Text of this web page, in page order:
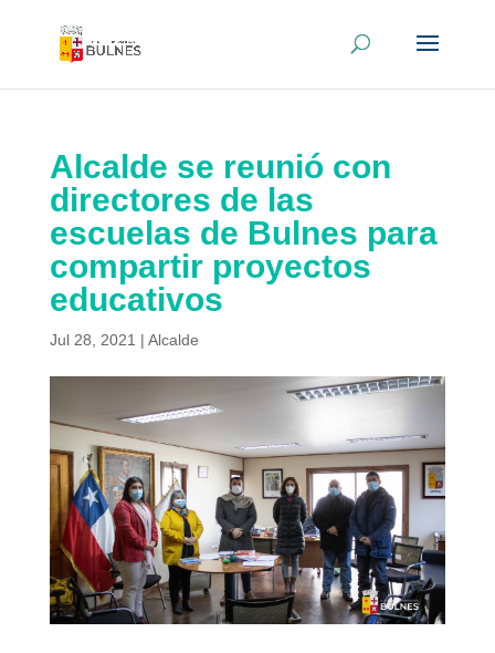
Alcalde se reunió con
directores de las
escuelas de Bulnes para
compartir proyectos
educativos
Jul 28, 2021 | Alcalde